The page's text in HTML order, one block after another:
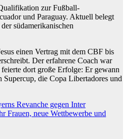
zur Fußball-
und Paraguay. Aktuell belegt
südamerikanischen
einen Vertrag mit dem CBF bis
Der erfahrene Coach war
dort große Erfolge: Er gewann
Supercup, die Copa Libertadores und
Revanche gegen Inter
Frauen, neue Wettbewerbe und